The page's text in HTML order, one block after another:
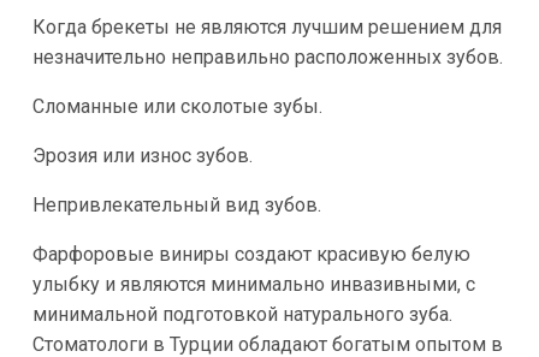
Когда брекеты не являются лучшим решением для
незначительно неправильно расположенных зубов.
Сломанные или сколотые зубы.
Эрозия или износ зубов.
Непривлекательный вид зубов.
Фарфоровые виниры создают красивую белую
улыбку и являются минимально инвазивными, с
минимальной подготовкой натурального зуба.
Стоматологи в Турции обладают богатым опытом в